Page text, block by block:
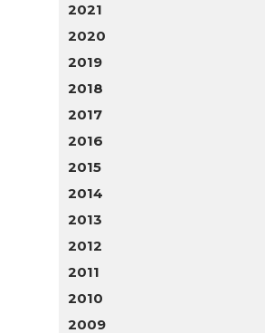
2021
2020
2019
2018
2017
2016
2015
2014
2013
2012
2011
2010
2009